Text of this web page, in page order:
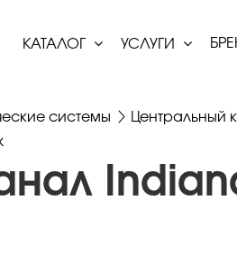
КАТАЛОГ УСЛУГИ
системы Центральный